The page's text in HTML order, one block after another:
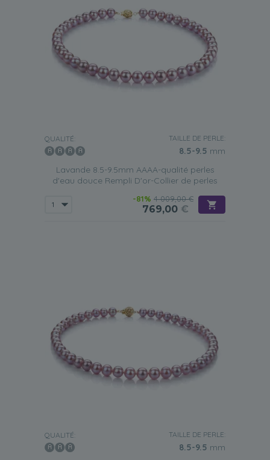
QUALITÉ: TAILLE DE PERLE:
8.5-9.5 mm
Lavande 8.5-9.5mm AAAA-qualité perles
d'eau douce Rempli D'or-Collier de perles
-81% 4 009,00 €
769,00 €
QUALITÉ: TAILLE DE PERLE:
8.5-9.5 mm